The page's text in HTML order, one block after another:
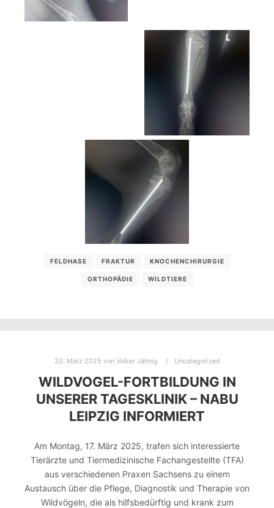
FELDHASE FRAKTUR KNOCHENCHIRURGIE
ORTHOPÄDIE WILDTIERE
20. März 2025 von Volker Jähnig Uncategorized
WILDVOGEL-FORTBILDUNG IN
UNSERER TAGESKLINIK – NABU
LEIPZIG INFORMIERT
Am Montag, 17. März 2025, trafen sich interessierte
Tierärzte und Tiermedizinische Fachangestellte (TFA)
aus verschiedenen Praxen Sachsens zu einem
Austausch über die Pflege, Diagnostik und Therapie von
Wildvögeln, die als hilfsbedürftig und krank zum